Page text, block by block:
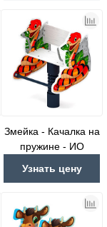
Змейка - Качалка на
пружине - ИО
Узнать цену